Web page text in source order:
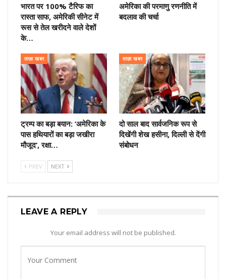
भारत पर 100% टैरिफ का
रास्ता साफ, अमेरिकी सीनेट में
रूस से तेल खरीदने वाले देशों
के…
अमेरिका की परमाणु रणनीति में
बदलाव की चर्चा
ताज़ा खबर
ट्रम्प का बड़ा बयान: ‘अमेरिका के
पास हथियारों का बड़ा जखीरा
मौजूद’, रक्षा…
ताज़ा खबर
दो साल बाद सार्वजनिक रूप से
दिखेंगी शेख हसीना, दिल्ली से देंगी
संबोधन
PREV NEXT
LEAVE A REPLY
Your email address will not be published.